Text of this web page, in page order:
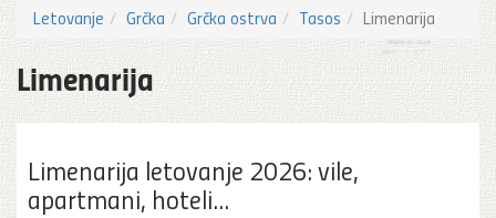
Letovanje Grčka Grčka ostrva Tasos Limenarija
Limenarija
Limenarija letovanje 2026: vile,
apartmani, hoteli...